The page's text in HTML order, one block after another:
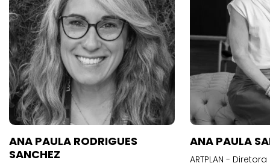
ANA PAULA RODRIGUES
SANCHEZ
ANA PAULA
ARTPLAN -